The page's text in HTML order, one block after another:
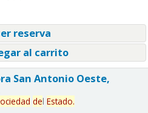
reserva
al carrito
San Antonio Oeste,
del Estado.